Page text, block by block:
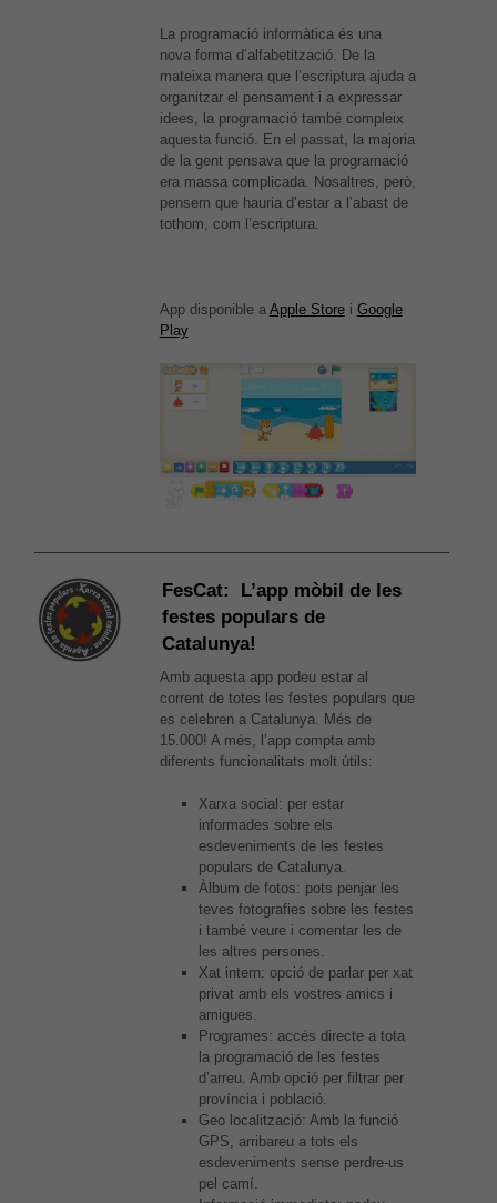
La programació informàtica és una
nova forma d’alfabetització. De la
mateixa manera que l’escriptura ajuda a
organitzar el pensament i a expressar
idees, la programació també compleix
aquesta funció. En el passat, la majoria
de la gent pensava que la programació
era massa complicada. Nosaltres, però,
pensem que hauria d’estar a l’abast de
tothom, com l’escriptura.
App disponible a Apple Storei Google
Play
FesCat: L’app mòbil de les
festes populars de
Catalunya!
Amb aquesta app podeu estar al
corrent de totes les festes populars que
es celebren a Catalunya. Més de
15.000! A més, l’app compta amb
diferents funcionalitats molt útils:
Xarxa social: per estar
informades sobre els
esdeveniments de les festes
populars de Catalunya.
Àlbum de fotos: pots penjar les
teves fotografies sobre les festes
i també veure i comentar les de
les altres persones.
Xat intern: opció de parlar per xat
privat amb els vostres amics i
amigues.
Programes: accés directe a tota
la programació de les festes
d’arreu. Amb opció per filtrar per
província i població.
Geo localització: Amb la funció
GPS, arribareu a tots els
esdeveniments sense perdre-us
pel camí.